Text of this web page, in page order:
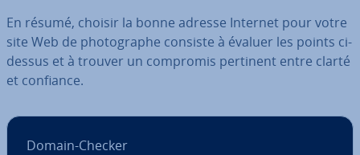
En résumé, choisir la bonne adresse Internet pour votre
site Web de pho­to­graphe consiste à évaluer les points ci-
dessus et à trouver un compromis pertinent entre clarté
et confiance.
Domain-Checker